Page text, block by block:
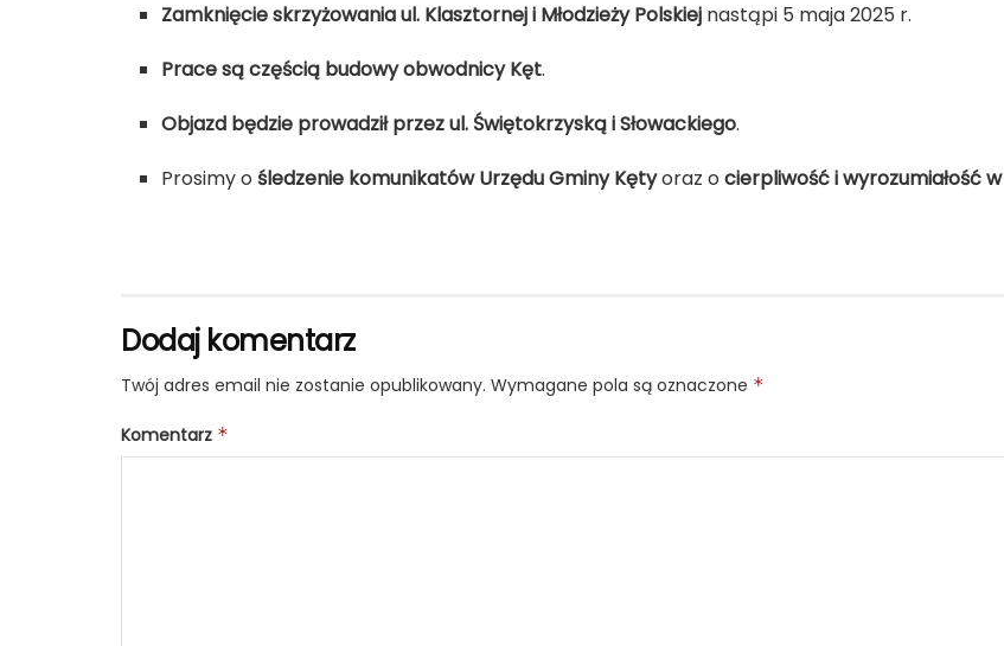
Zamknięcie skrzyżowania ul. Klasztornej i Młodzieży Polskiej nastąpi 5 maja 2025 r.
Prace są częścią budowy obwodnicy Kęt.
Objazd będzie prowadził przez ul. Świętokrzyską i Słowackiego.
Prosimy ośledzenie komunikatów Urzędu Gminy Kętyoraz ocierpliwość i wyrozumiałość
Dodaj komentarz
Twój adres email nie zostanie opublikowany. Wymagane pola są oznaczone *
Komentarz *